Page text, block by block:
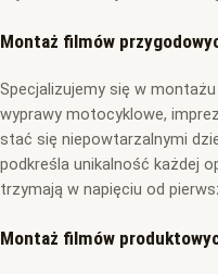
Montaż filmów
Specjalizujemy się w
wyprawy motocyklowe,
stać się niepowtarzalnymi
podkreśla unikalność każdej
trzymają w napięciu od
Montaż filmów